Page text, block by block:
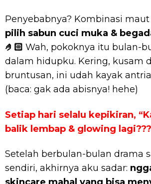
Penyebabnya? Kombinasi maut
pilih sabun cuci muka &
🤌🏻 Wah, pokoknya itu bulan-
dalam hidupku. Kering, kusam
bruntusan, ini udah kayak
(baca: gak ada abisnya! hehe)
Setiap hari selalu kepikiran,
balik lembap & glowing
Setelah berbulan-bulan drama
sendiri, akhirnya aku sadar: